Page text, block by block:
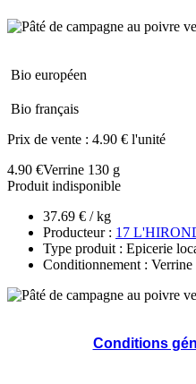
Bio européen
Bio français
Prix de vente : 4.90 € l'unité
4.90 €Verrine 130 g
Produit indisponible
37.69 € / kg
Producteur : 17
Type produit : Epicerie
Conditionnement : Verrine
Conditions